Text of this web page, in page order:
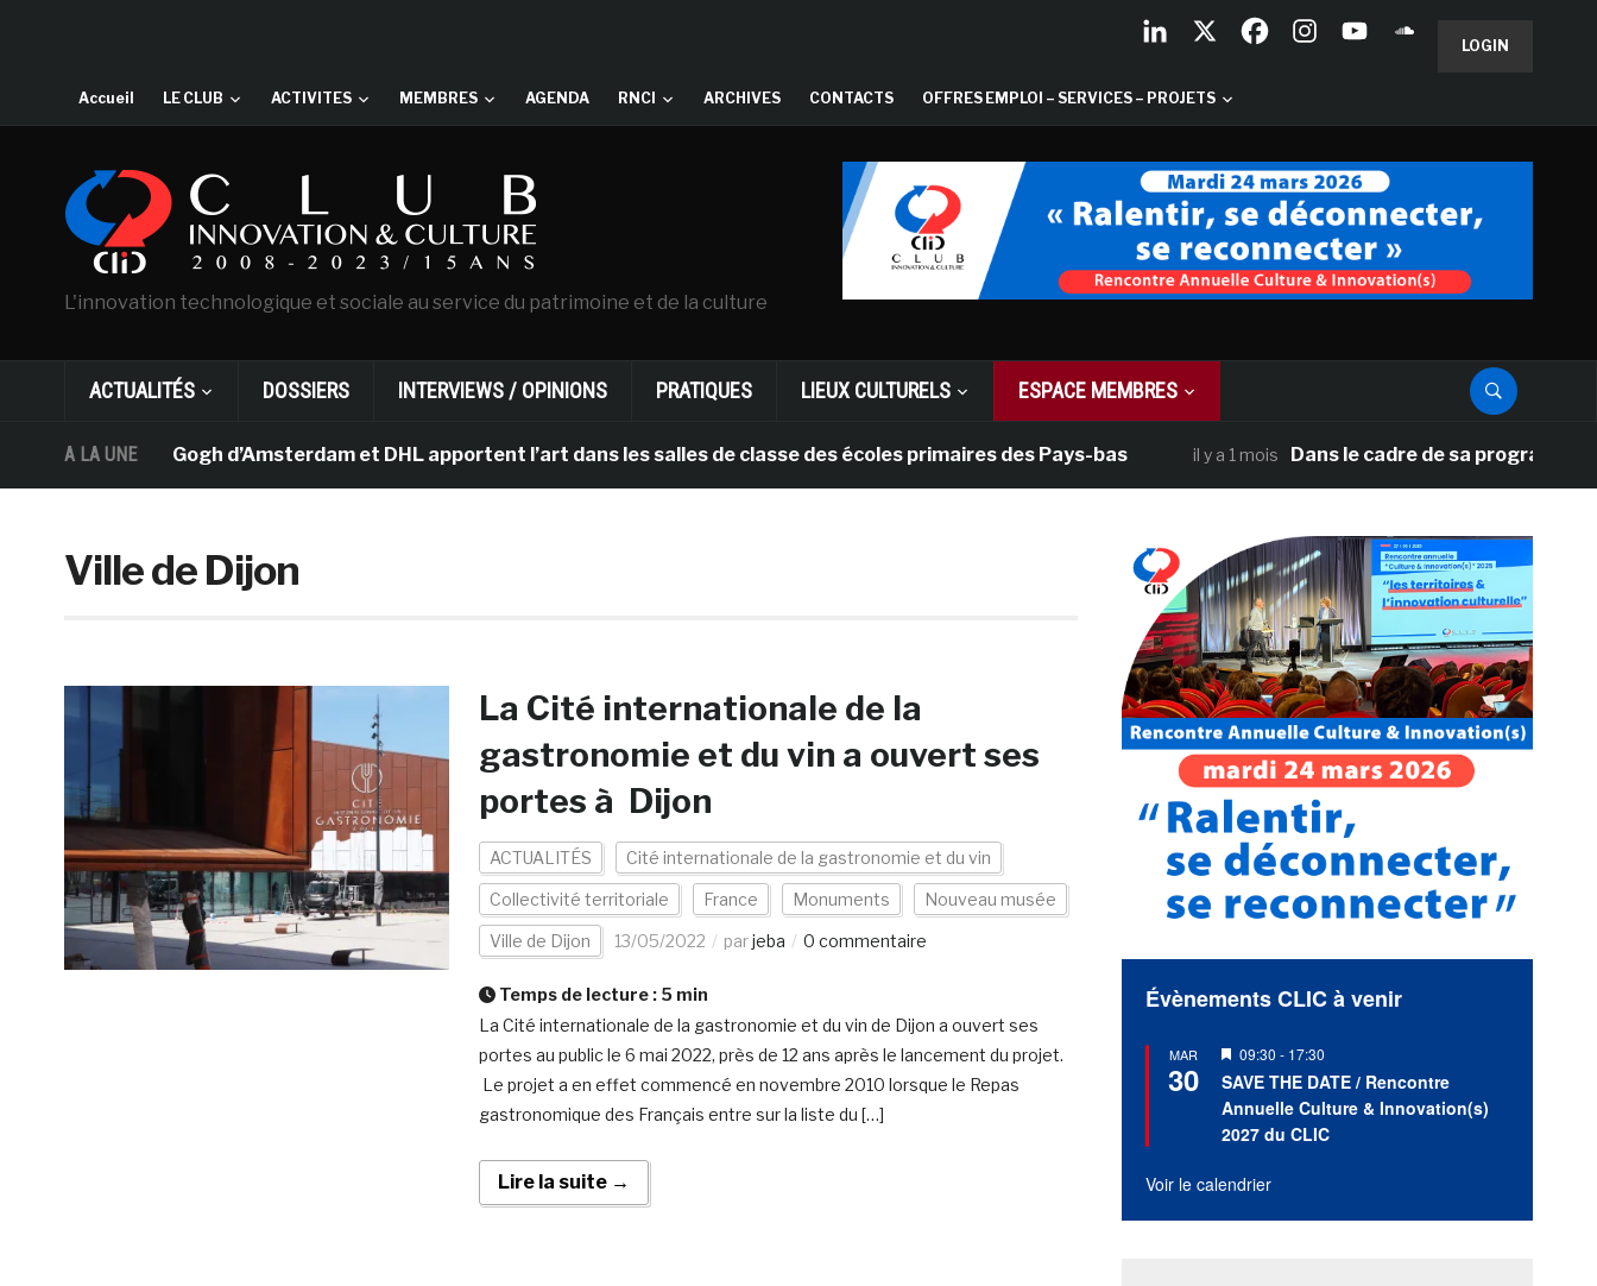
LOGIN
Accueil LE CLUB ACTIVITES MEMBRES AGENDA RNCI ARCHIVES CONTACTS OFFRES EMPLOI – SERVICES – PROJETS
L'innovation technologique et sociale au service du patrimoine et de la culture
ACTUALITÉS DOSSIERS INTERVIEWS / OPINIONS PRATIQUES LIEUX CULTURELS ESPACE MEMBRES
A LA UNE
Van Gogh d’Amsterdam et DHL apportent l’art dans les salles de classe des écoles primaires des Pays-bas il y a 1 mois Dans le cadre de sa programmation
Ville de Dijon
La Cité internationale de la
gastronomie et du vin a ouvert ses
portes à Dijon
ACTUALITÉS Cité internationale de la gastronomie et du vin
Collectivité territoriale France Monuments Nouveau musée
Ville de Dijon 13/05/2022 parjeba 0 commentaire
Temps de lecture : 5 min
La Cité internationale de la gastronomie et du vin de Dijon a ouvert ses
portes au public le 6 mai 2022, près de 12 ans après le lancement du projet.
Le projet a en effet commencé en novembre 2010 lorsque le Repas
gastronomique des Français entre sur la liste du […]
Lire la suite →
Évènements CLIC à venir
MAR
30
Mis
en
avant
09:30 - 17:30
SAVE THE DATE / Rencontre
Annuelle Culture & Innovation(s)
2027 du CLIC
Voir le calendrier